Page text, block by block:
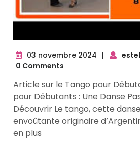
03 novembre 2024 03
|
0 Comments
Article sur le Tango pour
pour Débutants : Une Danse
Découvrir Le tango, cette
envoûtante originaire
en plus